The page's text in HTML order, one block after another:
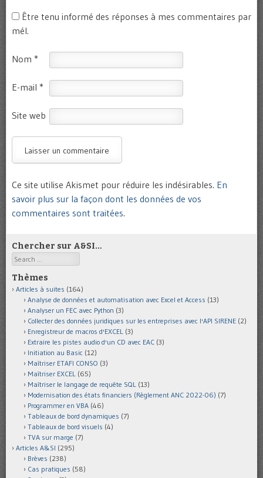
Être tenu informé des réponses à mes commentaires par
mél.
Nom *
E-mail *
Site web
Ce site utilise Akismet pour réduire les indésirables. En
savoir plus sur la façon dont les données de vos
commentaires sont traitées.
Chercher sur A&SI…
Search
Thèmes
Articles à suites (164)
Analyse de données et automatisation avec Excel et Access (13)
Analyser un FEC avec Python (3)
Collecter des données juridiques sur les entreprises avec l'API SIRENE (2)
Enregistreur de macros d'EXCEL (3)
Extraire les pistes audio d'un CD avec EAC (3)
Initiation au Basic (12)
Maîtriser ETAFI CONSO (3)
Maîtriser EXCEL (65)
Maîtriser le langage de requête SQL (13)
Modernisation des états financiers (Règlement ANC 2022-06) (7)
Programmer en VBA (46)
Tableaux de bord dynamiques (7)
Tableaux de bord visuels (4)
TVA sur marge (7)
Articles A&SI (295)
Brèves (238)
Cas pratiques (58)